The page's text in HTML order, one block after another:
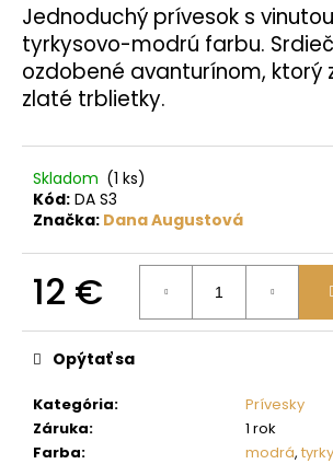
Jednoduchý prívesok s
tyrkysovo-modrú farbu.
ozdobené avanturínom, ktorý
zlaté trblietky.
Skladom (1 ks)
Kód: DA S3
Značka: Dana Augustová
12 €
cena:
Kategória:
Prívesky
Záruka:
1 rok
Farba: modrá,
Opýtať sa
O
d
p
ú
č
a
m
e